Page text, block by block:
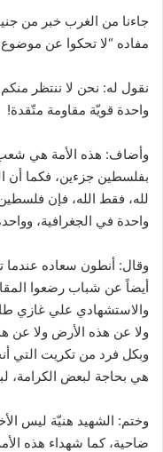
جاءنا من الغرب خبر من
مفاده “لا تحكوا عن موضوع
نقول له: نحن لا ننتظر
واحدة قويّة مقاومة متّقدة!
وأضاف: هذه الأمة هي شعب
بفلسطين جزءين، فكما أن
لله، فقط الله، فإن
واحدة في الجغرافية،
وقال: أنطون سعاده عندما
أيضاً عن شباب رضعوا
والاستشهادي علي غازي
ولا عن هذه الأرض ولا عن
وبكل فرد من تكريت التي
هي بحاجة لبعض
وختم: الشهيد هنيّة ليس
ضاحية، كما شهداء هذه